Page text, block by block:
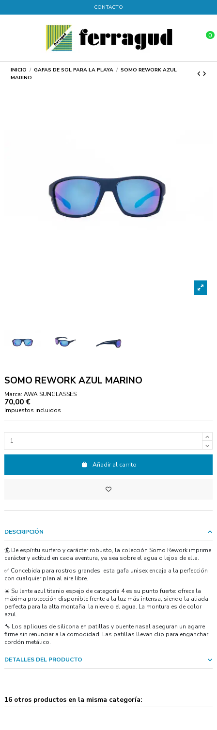
CONTACTO
0
INICIO GAFAS DE SOL PARA LA PLAYA
SOMO REWORK AZUL
MARINO
SOMO REWORK AZUL MARINO
Marca: AWA SUNGLASSES
70,00 €
Impuestos incluidos
Añadir al carrito
DESCRIPCIÓN
🏄 De espíritu surfero y carácter robusto, la colección Somo Rework imprime
carácter y actitud en cada aventura, ya sea sobre el agua o lejos de ella.
✅ Concebida para rostros grandes, esta gafa unisex encaja a la perfección
con cualquier plan al aire libre.
☀️ Su lente azul titanio espejo de categoría 4 es su punto fuerte: ofrece la
máxima protección disponible frente a la luz más intensa, siendo la aliada
perfecta para la alta montaña, la nieve o el agua. La montura es de color
azul.
🔧 Los apliques de silicona en patillas y puente nasal aseguran un agarre
firme sin renunciar a la comodidad. Las patillas llevan clip para enganchar
cordón metálico.
DETALLES DEL PRODUCTO
16 otros productos en la misma categoría: